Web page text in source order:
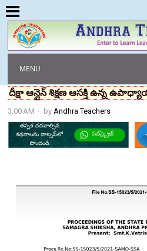
MENU
దీక్షా ఆన్లైన్ శిక్షణ ఆసక్తి ఉన్న
3:00 AM – byAndhra Teachers